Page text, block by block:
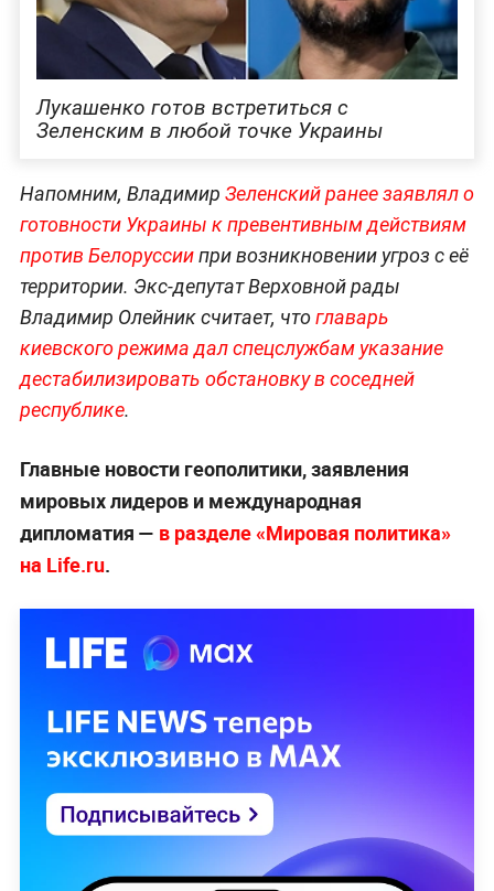
Лукашенко готов встретиться с
Зеленским в любой точке Украины
Напомним, Владимир Зеленский ранее заявлял о
готовности Украины к превентивным действиям
против Белоруссиипри возникновении угроз с её
территории. Экс-депутат Верховной рады
Владимир Олейник считает, чтоглаварь
киевского режима дал спецслужбам указание
дестабилизировать обстановку в соседней
республике.
Главные новости геополитики, заявления
мировых лидеров и международная
дипломатия — в разделе «Мировая политика»
на Life.ru.